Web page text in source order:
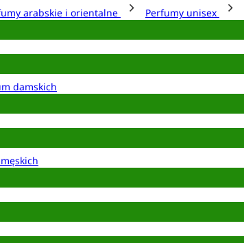
arabskie i orientalne Perfumy unisex
damskich